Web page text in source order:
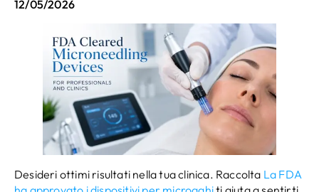
12/05/2026
Desideri ottimi risultati nella tua clinica. Raccolta La FDA